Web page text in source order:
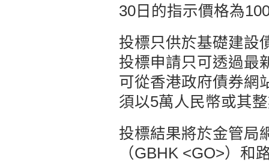
30日的指示價格為
投標只供於基礎建設
投標申請只可透過最
可從香港政府債券網
須以5萬人民幣或其
投標結果將於金管局
（GBHK <GO>）和